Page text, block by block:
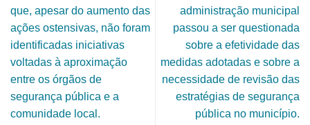
que, apesar do aumento das
ações ostensivas, não foram
identificadas iniciativas
voltadas à aproximação
entre os órgãos de
segurança pública e a
comunidade local.
administração municipal
passou a ser questionada
sobre a efetividade das
medidas adotadas e sobre a
necessidade de revisão das
estratégias de segurança
pública no município.